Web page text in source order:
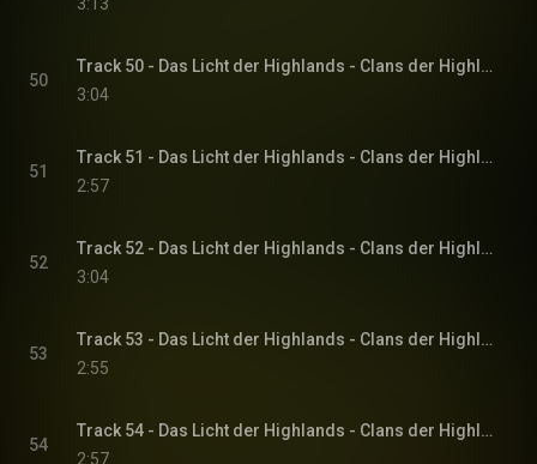
50
Track 50 - Das Licht der Highlands - Clans der Highlands-Reihe, Band 1
3:04
51
Track 51 - Das Licht der Highlands - Clans der Highlands-Reihe, Band 1
2:57
52
Track 52 - Das Licht der Highlands - Clans der Highlands-Reihe, Band 1
3:04
53
Track 53 - Das Licht der Highlands - Clans der Highlands-Reihe, Band 1
2:55
54
Track 54 - Das Licht der Highlands - Clans der Highlands-Reihe, Band 1
2:57